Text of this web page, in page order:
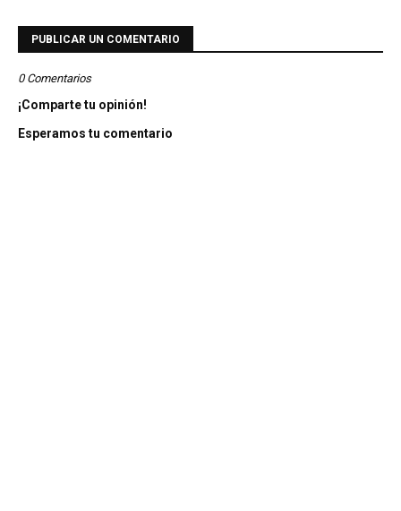
PUBLICAR UN COMENTARIO
0 Comentarios
¡Comparte tu opinión!
Esperamos tu comentario